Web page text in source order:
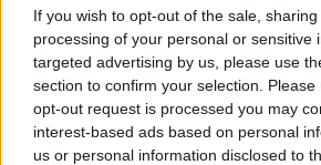
If you wish to opt-out of the sale,
processing of your personal or sensitive
targeted advertising by us, please use
section to confirm your selection.
opt-out request is processed you may
interest-based ads based on personal
us or personal information disclosed to
Parole e Vita
Pubblicazioni
Vocazione